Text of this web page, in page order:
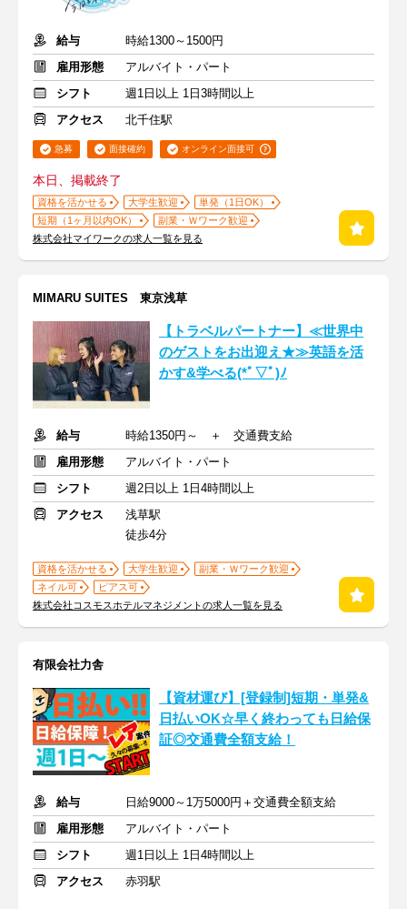
給与
時給1300～1500円
雇用形態
アルバイト・パート
シフト
週1日以上 1日3時間以上
アクセス
北千住駅
急募 面接確約 オンライン面接可
本日、掲載終了
資格を活かせる 大学生歓迎
単発（1日OK）
短期（1ヶ月以内OK）
副業・Ｗワーク歓迎
株式会社マイワークの求人一覧を見る
MIMARU SUITES 東京浅草
【トラベルパートナー】≪世界中
のゲストをお出迎え★≫英語を活
かす&学べる(*ﾟ▽ﾟ)ﾉ
給与
時給1350円～ ＋ 交通費支給
雇用形態
アルバイト・パート
シフト
週2日以上 1日4時間以上
アクセス
浅草駅
徒歩4分
資格を活かせる 大学生歓迎
副業・Ｗワーク歓迎
ネイル可
ピアス可
株式会社コスモスホテルマネジメントの求人一覧を見る
有限会社力舎
【資材運び】[登録制]短期・単発&
日払いOK☆早く終わっても日給保
証◎交通費全額支給！
給与
日給9000～1万5000円＋交通費全額支給
雇用形態
アルバイト・パート
シフト
週1日以上 1日4時間以上
アクセス
赤羽駅